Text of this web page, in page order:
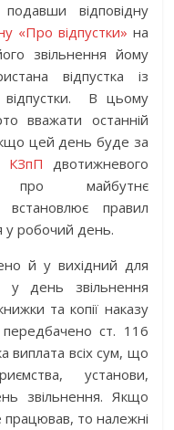
відповідну
«Про відпустки» на
звільнення йому
відпустка із
відпустки. В цьому
вважати останній
цей день буде за
КЗпП двотижневого
про майбутнє
встановлює правил
у робочий день.
й у вихідний для
день звільнення
та копії наказу
ст. 116
виплата всіх сум, що
установи,
звільнення. Якщо
працював, то належні